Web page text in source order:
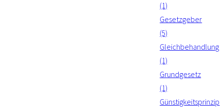
(1)
Gesetzgeber
(5)
Gleichbehandlung
(1)
Grundgesetz
(1)
Günstigkeitsprinzip